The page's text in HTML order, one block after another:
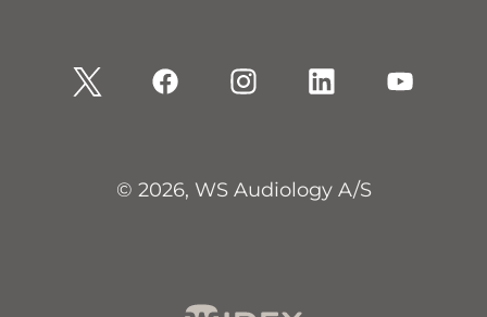
© 2026, WS Audiology A/S